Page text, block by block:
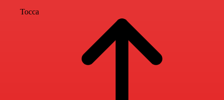
Tocca